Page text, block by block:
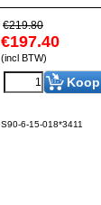
€219.80
€197.40
(incl BTW)
S90-6-15-018*3411